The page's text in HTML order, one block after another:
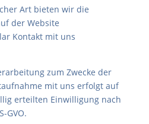
Art bieten wir die
der Website
Kontakt mit uns
zum Zwecke der
mit uns erfolgt auf
erteilten Einwilligung nach
GVO.